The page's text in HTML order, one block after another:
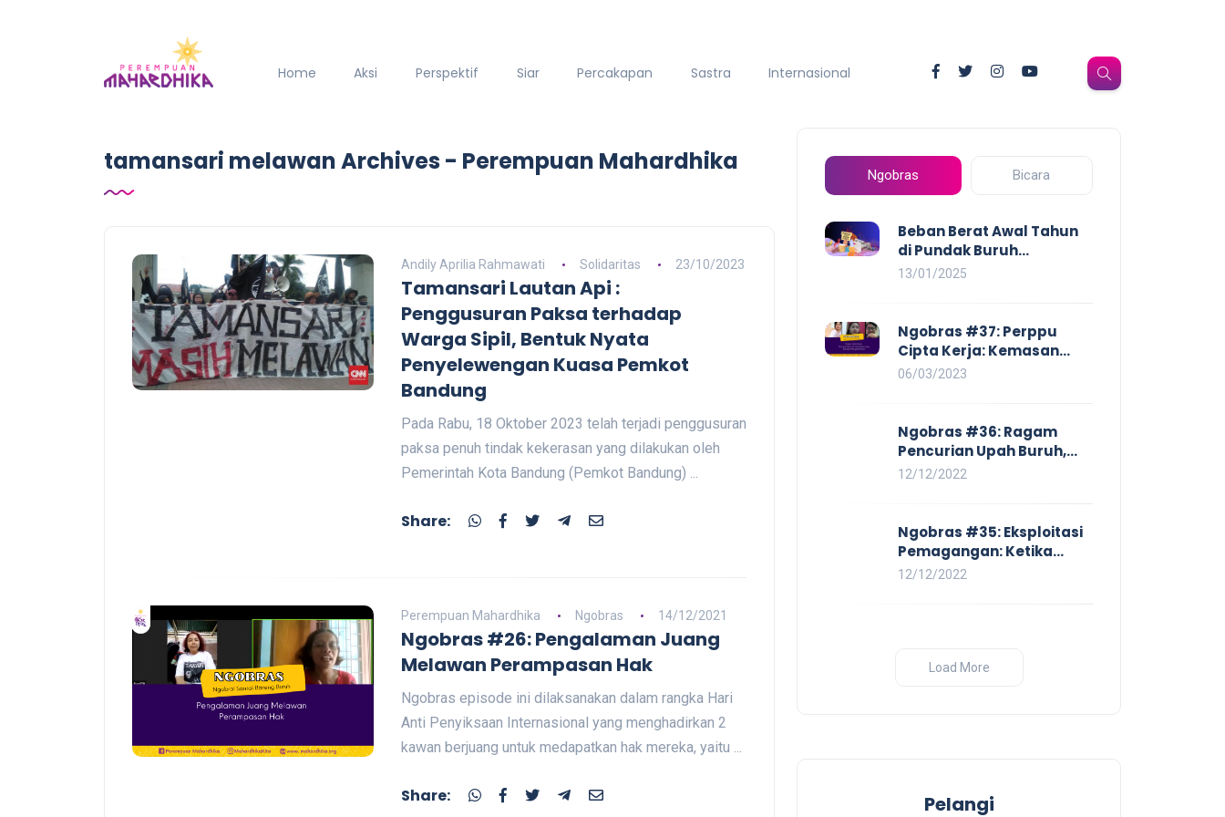
Home Aksi Perspektif Siar Percakapan Sastra Internasional
tamansari melawan Archives - Perempuan Mahardhika
Andily Aprilia Rahmawati Solidaritas 23/10/2023
Tamansari Lautan Api :
Penggusuran Paksa terhadap
Warga Sipil, Bentuk Nyata
Penyelewengan Kuasa Pemkot
Bandung
Pada Rabu, 18 Oktober 2023 telah terjadi penggusuran
paksa penuh tindak kekerasan yang dilakukan oleh
Pemerintah Kota Bandung (Pemkot Bandung) ...
Share:
Perempuan Mahardhika Ngobras 14/12/2021
Ngobras #26: Pengalaman Juang
Melawan Perampasan Hak
Ngobras episode ini dilaksanakan dalam rangka Hari
Anti Penyiksaan Internasional yang menghadirkan 2
kawan berjuang untuk medapatkan hak mereka, yaitu ...
Share:
Ngobras Bicara
Beban Berat Awal Tahun
di Pundak Buruh
Perempuan: Kenaikan
Membayangi dan
Eksploitasi di Dunia Kerja
13/01/2025
Ngobras #37: Perppu
Cipta Kerja: Kemasan
Baru UU Cipta Kerja yang
06/03/2023
Ngobras #36: Ragam
Pencurian Upah Buruh,
Mulai Dari No Work No Pay
12/12/2022
Ngobras #35: Eksploitasi
Pemagangan: Ketika
Instituasi Pendidikan
12/12/2022
Load More
Pelangi